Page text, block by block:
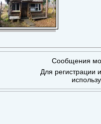
Сообщения
Для регистрации